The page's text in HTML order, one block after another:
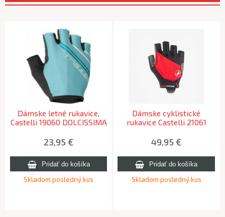
Dámske letné rukavice,
Castelli 19060 DOLCISSIMA
sv.tyrkysová/morská
modrá, XL
23,95 €
Skladom posledný kus
Dámske cyklistické
rukavice Castelli 21061
bordová -S
49,95 €
Skladom posledný kus